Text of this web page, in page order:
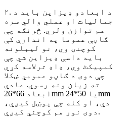
۲. د ابعادو ډیزاین باید د
جمالیات او عملي والي سره
هم توازن ولري. څرنګه چې
ګاڼې عموما په اندازې کې
کوچنۍ وي، نو لیبلونه
باید داسې ډیزاین شي چې
کمپیکٹ وي، ډاډ ترلاسه کړي
چې دوی د ګاڼو عمومي ښکلا
ته زیان ونه رسوي. عادي
ابعاد 66*26mm یا 50*24mm
دي، او کله چې پوښل کیږي،
دوی نور هم کوچني کیږي.